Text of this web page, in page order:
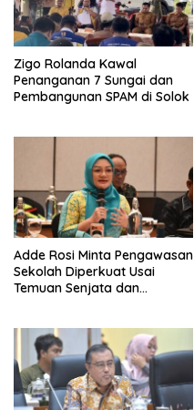
Zigo Rolanda Kawal
Penanganan 7 Sungai dan
Pembangunan SPAM di Solok
Adde Rosi Minta Pengawasan
Sekolah Diperkuat Usai
Temuan Senjata dan